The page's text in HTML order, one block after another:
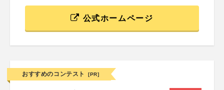
公式ホームページ
おすすめのコンテスト [PR]